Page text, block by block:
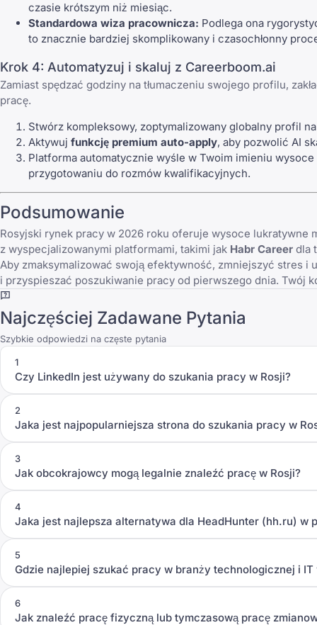
czasie krótszym niż miesiąc.
Standardowa wiza pracownicza: Podlega ona
to znacznie bardziej skomplikowany i czasochłonny
Krok 4: Automatyzuj i skaluj z Careerboom.ai
Zamiast spędzać godziny na tłumaczeniu swojego profilu,
pracę.
Stwórz kompleksowy, zoptymalizowany globalny profil
Aktywuj funkcję premium auto-apply, aby pozwolić AI
Platforma automatycznie wyśle w Twoim imieniu
przygotowaniu do rozmów kwalifikacyjnych.
Podsumowanie
Rosyjski rynek pracy w 2026 roku oferuje wysoce
z wyspecjalizowanymi platformami, takimi jak Habr Career dla
Aby zmaksymalizować swoją efektywność, zmniejszyć stres
i przyspieszać poszukiwanie pracy od pierwszego dnia. Twój
Najczęściej Zadawane Pytania
Szybkie odpowiedzi na częste pytania
1
Czy LinkedIn jest używany do szukania pracy w Rosji?
2
Jaka jest najpopularniejsza strona do szukania pracy w
3
Jak obcokrajowcy mogą legalnie znaleźć pracę w Rosji?
4
Jaka jest najlepsza alternatywa dla HeadHunter (hh.ru) w
5
Gdzie najlepiej szukać pracy w branży technologicznej i IT
6
Jak znaleźć pracę fizyczną lub tymczasową pracę